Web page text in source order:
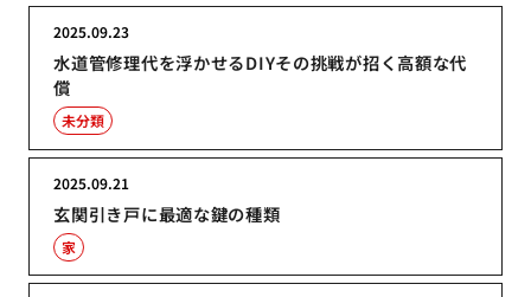
水道管修理代を浮かせるDIYその挑戦が招く高額な代
償
2025.09.23
未分類
玄関引き戸に最適な鍵の種類
2025.09.21
家